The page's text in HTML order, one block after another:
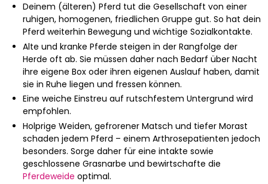
Deinem (älteren) Pferd tut die Gesellschaft von einer
ruhigen, homogenen, friedlichen Gruppe gut. So hat dein
Pferd weiterhin Bewegung und wichtige Sozialkontakte.
Alte und kranke Pferde steigen in der Rangfolge der
Herde oft ab. Sie müssen daher nach Bedarf über Nacht
ihre eigene Box oder ihren eigenen Auslauf haben, damit
sie in Ruhe liegen und fressen können.
Eine weiche Einstreu auf rutschfestem Untergrund wird
empfohlen.
Holprige Weiden, gefrorener Matsch und tiefer Morast
schaden jedem Pferd – einem Arthrosepatienten jedoch
besonders. Sorge daher für eine intakte sowie
geschlossene Grasnarbe und bewirtschafte die
Pferdeweide optimal.